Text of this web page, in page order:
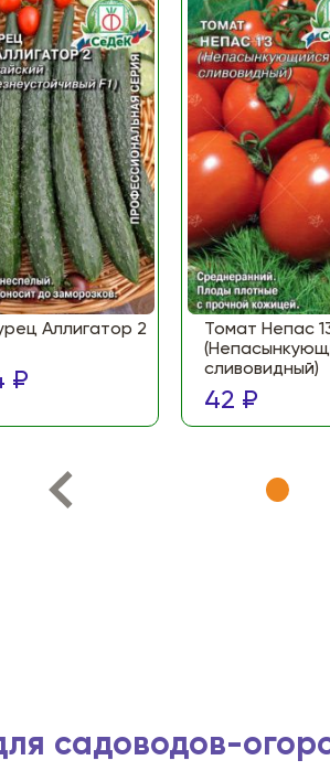
Аллигатор 2
₽
Томат Непас
сливовидный)
42 ₽
садоводов-